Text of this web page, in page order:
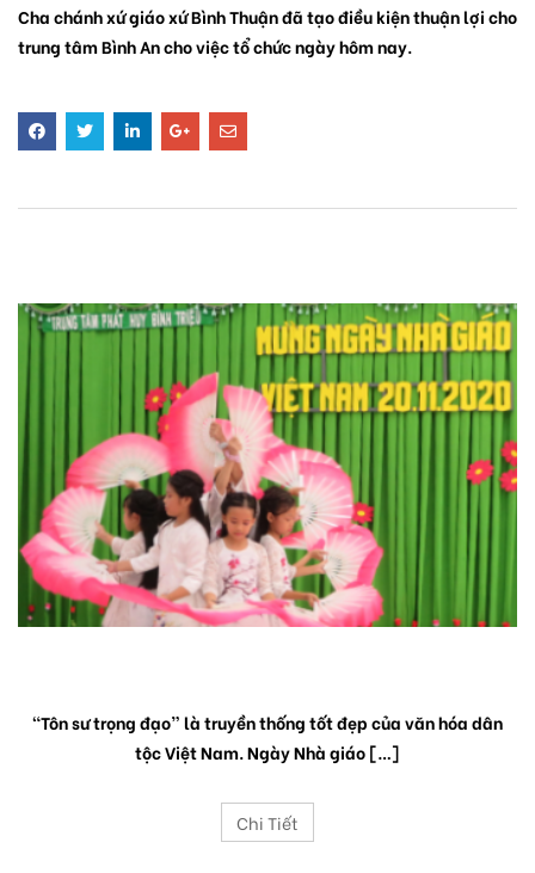
Cha chánh xứ giáo xứ Bình Thuận đã tạo điều kiện thuận lợi cho
trung tâm Bình An cho việc tổ chức ngày hôm nay.
“Tôn sư trọng đạo” là truyền thống tốt đẹp của văn hóa dân
tộc Việt Nam. Ngày Nhà giáo […]
Chi Tiết